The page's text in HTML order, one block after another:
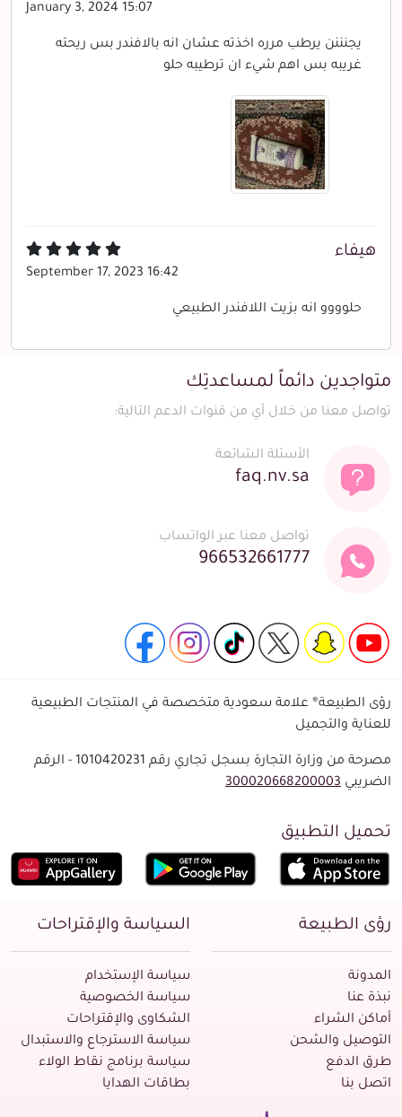
January 3, 2024 15:07
يجنننن يرطب مرره اخذته عشان انه بالافندر بس ريحته
غريبه بس اهم شيء ان ترطيبه حلو
هيفاء
September 17, 2023 16:42
حلوووو انه بزيت اللافندر الطبيعي
متواجدين دائماً لمساعدتِك
تواصل معنا من خلال أي من قنوات الدعم التالية:
الأسئلة الشائعة
faq.nv.sa
تواصل معنا عبر الواتساب
966532661777
رؤى الطبيعة® علامة سعودية متخصصة في المنتجات الطبيعية
للعناية والتجميل
مصرحة من وزارة التجارة بسجل تجاري رقم 1010420231 - الرقم
الضريبي 300020668200003
تحميل التطبيق
رؤى الطبيعة
المدونة
نبذة عنا
أماكن الشراء
التوصيل والشحن
طرق الدفع
اتصل بنا
السياسة والإقتراحات
سياسة الإستخدام
سياسة الخصوصية
الشكاوى والإقتراحات
سياسة الاسترجاع والاستبدال
سياسة برنامج نقاط الولاء
بطاقات الهدايا